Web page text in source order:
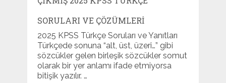
SORULARI VE ÇÖZÜMLERI
2025 KPSS Türkçe Soruları ve Yanıtları
Türkçede sonuna “alt, üst, üzeri…” gibi
sözcükler gelen birleşik sözcükler somut
olarak bir yer anlamı ifade etmiyorsa
bitişik yazılır. …